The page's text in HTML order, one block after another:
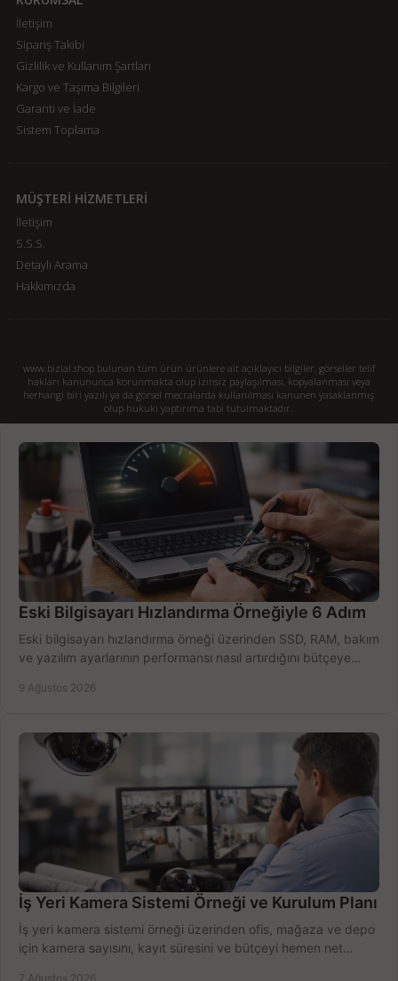
İletişim
Sipariş Takibi
Gizlilik ve Kullanım Şartları
Kargo ve Taşıma Bilgileri
Garanti ve İade
Sistem Toplama
MÜŞTERİ HİZMETLERİ
İletişim
S.S.S.
Detaylı Arama
Hakkımızda
www.bizial.shop bulunan tüm ürün ürünlere ait açıklayıcı bilgiler, görseller telif
hakları kanununca korunmakta olup izinsiz paylaşılması, kopyalanması veya
herhangi biri yazılı ya da görsel mecralarda kullanılması kanunen yasaklanmış
olup hukuki yaptırıma tabi tutulmaktadır.
Eski Bilgisayarı Hızlandırma Örneğiyle 6 Adım
Eski bilgisayarı hızlandırma örneği üzerinden SSD, RAM, bakım
ve yazılım ayarlarının performansı nasıl artırdığını bütçeye
9 Ağustos 2026
İş Yeri Kamera Sistemi Örneği ve Kurulum Planı
İş yeri kamera sistemi örneği üzerinden ofis, mağaza ve depo
için kamera sayısını, kayıt süresini ve bütçeyi hemen net
7 Ağustos 2026